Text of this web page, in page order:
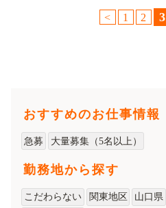
< 1 2 3
おすすめのお仕事情報
急募 大量募集（5名以上）
勤務地から探す
こだわらない 関東地区 山口県